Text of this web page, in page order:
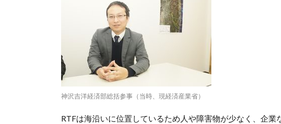
神沢吉洋経済部総括参事（当時、現経済産業省）
RTFは海沿いに位置しているため人や障害物が少なく、企